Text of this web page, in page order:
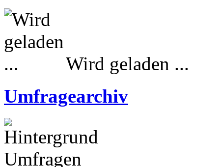
Wird geladen ...
Umfragearchiv